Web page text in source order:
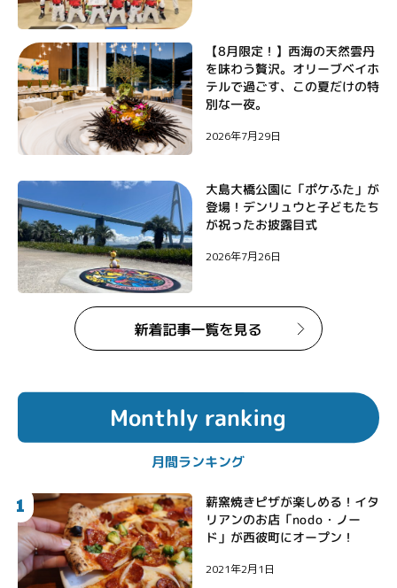
【8月限定！】西海の天然雲丹
を味わう贅沢。オリーブベイホ
テルで過ごす、この夏だけの特
別な一夜。
2026年7月29日
大島大橋公園に「ポケふた」が
登場！デンリュウと子どもたち
が祝ったお披露目式
2026年7月26日
Monthly ranking
月間ランキング
1 薪窯焼きピザが楽しめる！イタ
リアンのお店「nodo・ノー
ド」が西彼町にオープン！
2021年2月1日